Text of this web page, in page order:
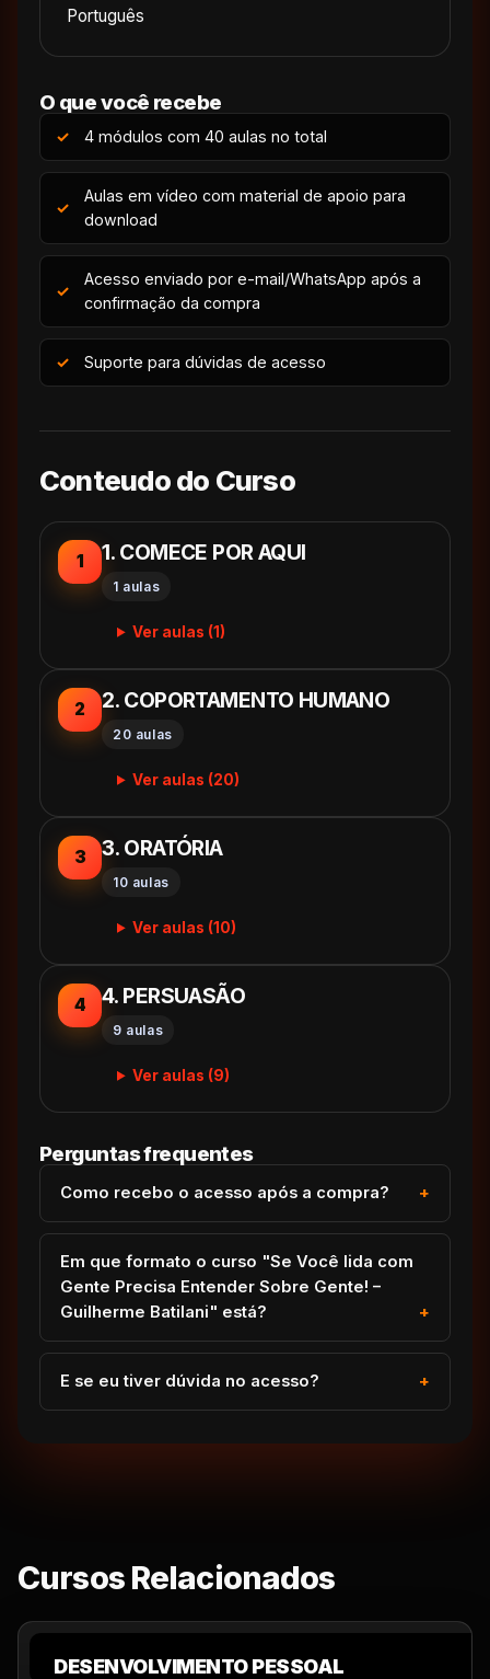
Português
O que você recebe
4 módulos com 40 aulas no total
Aulas em vídeo com material de apoio para
download
Acesso enviado por e-mail/WhatsApp após a
confirmação da compra
Suporte para dúvidas de acesso
Conteudo do Curso
1 1. COMECE POR AQUI
1 aulas
Ver aulas (1)
2 2. COPORTAMENTO HUMANO
20 aulas
Ver aulas (20)
3 3. ORATÓRIA
10 aulas
Ver aulas (10)
4 4. PERSUASÃO
9 aulas
Ver aulas (9)
Perguntas frequentes
Como recebo o acesso após a compra?
Em que formato o curso "Se Você lida com
Gente Precisa Entender Sobre Gente! –
Guilherme Batilani" está?
E se eu tiver dúvida no acesso?
Cursos Relacionados
DESENVOLVIMENTO PESSOAL